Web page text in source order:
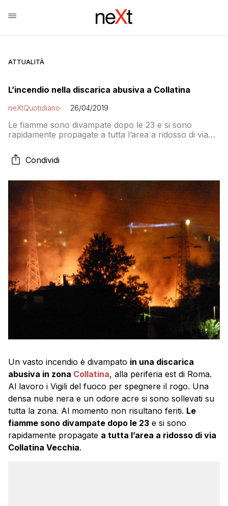
ATTUALITÀ
L’incendio nella discarica abusiva a Collatina
neXtQuotidiano 26/04/2019
Le fiamme sono divampate dopo le 23 e si sono
rapidamente propagate a tutta l’area a ridosso di via
Condividi
Un vasto incendio è divampato in una discarica
abusiva in zona Collatina, alla periferia est di Roma.
Al lavoro i Vigili del fuoco per spegnere il rogo. Una
densa nube nera e un odore acre si sono sollevati su
tutta la zona. Al momento non risultano feriti. Le
fiamme sono divampate dopo le 23 e si sono
rapidamente propagate a tutta l’area a ridosso di via
Collatina Vecchia.